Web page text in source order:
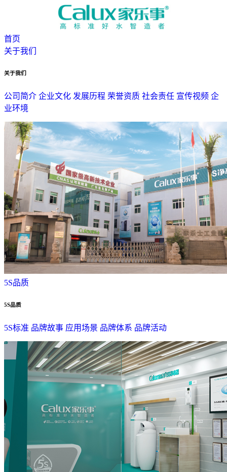
首页
关于我们
关于我们
公司简介 企业文化 发展历程 荣誉资质 社会责任 宣传视频 企
业环境
5S品质
5S品质
5S标准 品牌故事 应用场景 品牌体系 品牌活动